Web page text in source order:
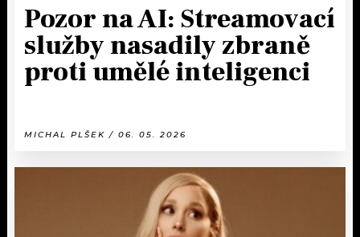
Pozor na AI: Streamovací
služby nasadily zbraně
proti umělé inteligenci
MICHAL PLŠEK / 06. 05. 2026